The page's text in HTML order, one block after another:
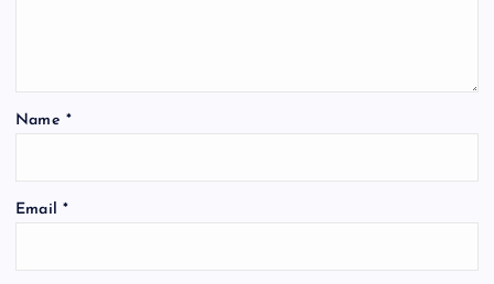
Name *
Email *